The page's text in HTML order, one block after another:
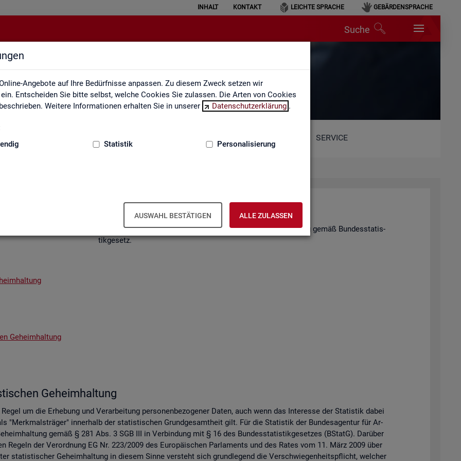
Angebote auf Ihre Bedürfnisse anpassen. Zu diesem Zweck setzen wir
Entscheiden Sie bitte selbst, welche Cookies Sie zulassen. Die Arten von Cookies
Weitere Informationen erhalten Sie in unserer
Datenschutzerklärung .
Statistik Personalisierung
AUSWAHL BESTÄTIGEN ALLE ZULASSEN
INHALT KONTAKT LEICHTE SPRACHE GEBÄRDENSPRACHE
Suche
Statistische Geheimhaltung
SERVICE
Geheimhaltung
Sta­tis­ti­sche Ge­heim­hal­tung
des Da­ten­schut­zes für So­zi­al­da­ten und die Grund­sät­ze der Sta­tis­ti­schen Ge­heim­hal­tung gemäß Bun­des­sta­tis­
tik­ge­setz.
Ge­heim­hal­tung
Ge­heim­hal­tung
um die Er­he­bung und Ver­ar­bei­tung per­so­nen­be­zo­ge­ner Daten, auch wenn das In­ter­es­se der Sta­tis­tik dabei
"Merk­mals­trä­ger" in­ner­halb der sta­tis­ti­schen Grund­ge­samt­heit gilt. Für die Sta­tis­tik der Bun­des­agen­tur für Ar­
gemäß § 281 Abs. 3 SGB III in Ver­bin­dung mit § 16 des Bun­des­sta­tis­tik­ge­set­zes (BStatG). Dar­über
der Ver­ord­nung EG Nr. 223/2009 des Eu­ro­päi­schen Par­la­ments und des Rates vom 11. März 2009 über
sta­tis­ti­scher Ge­heim­hal­tung in die­sem Sinne ver­steht sich grund­le­gend die Ver­schwie­gen­heits­pflicht, wel­cher